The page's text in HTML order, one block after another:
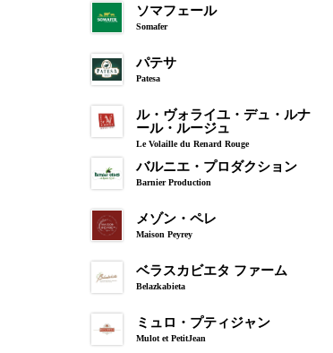
ソマフェール
Somafer
パテサ
Patesa
ル・ヴォライユ・デュ・ルナ
ール・ルージュ
Le Volaille du Renard Rouge
バルニエ・プロダクション
Barnier Production
メゾン・ペレ
Maison Peyrey
ベラスカビエタ ファーム
Belazkabieta
ミュロ・プティジャン
Mulot et PetitJean